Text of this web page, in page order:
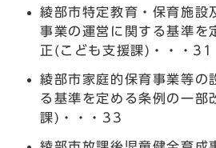
綾部市特定教育・保育施設
事業の運営に関する基準を
正(こども支援課)・・・31
綾部市家庭的保育事業等の
る基準を定める条例の一部
課)・・・33